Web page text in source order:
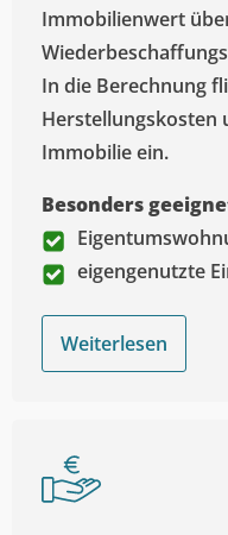
Immobilienwert
In die Berechnung
Herstellungskosten
Immobilie ein.
Besonders
eigengenutzte
Weiterlesen